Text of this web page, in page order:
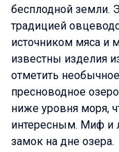
бесплодной земли.
традицией
источником мяса и
известны изделия
отметить
пресноводное
ниже уровня моря,
интересным. Миф и
замок на дне озера.